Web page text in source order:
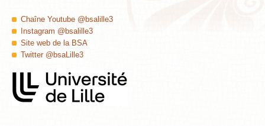
Chaîne Youtube @bsalille3
Instagram @bsalille3
Site web de la BSA
Twitter @bsaLille3